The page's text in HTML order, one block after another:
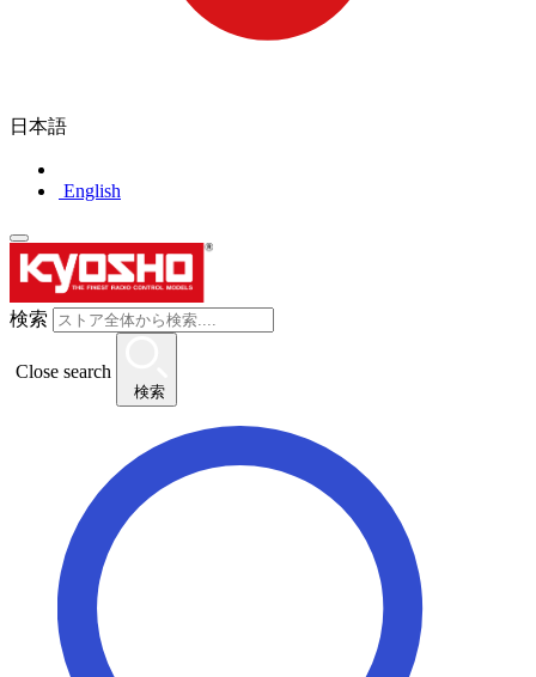
日本語
English
検索
Close search
検索